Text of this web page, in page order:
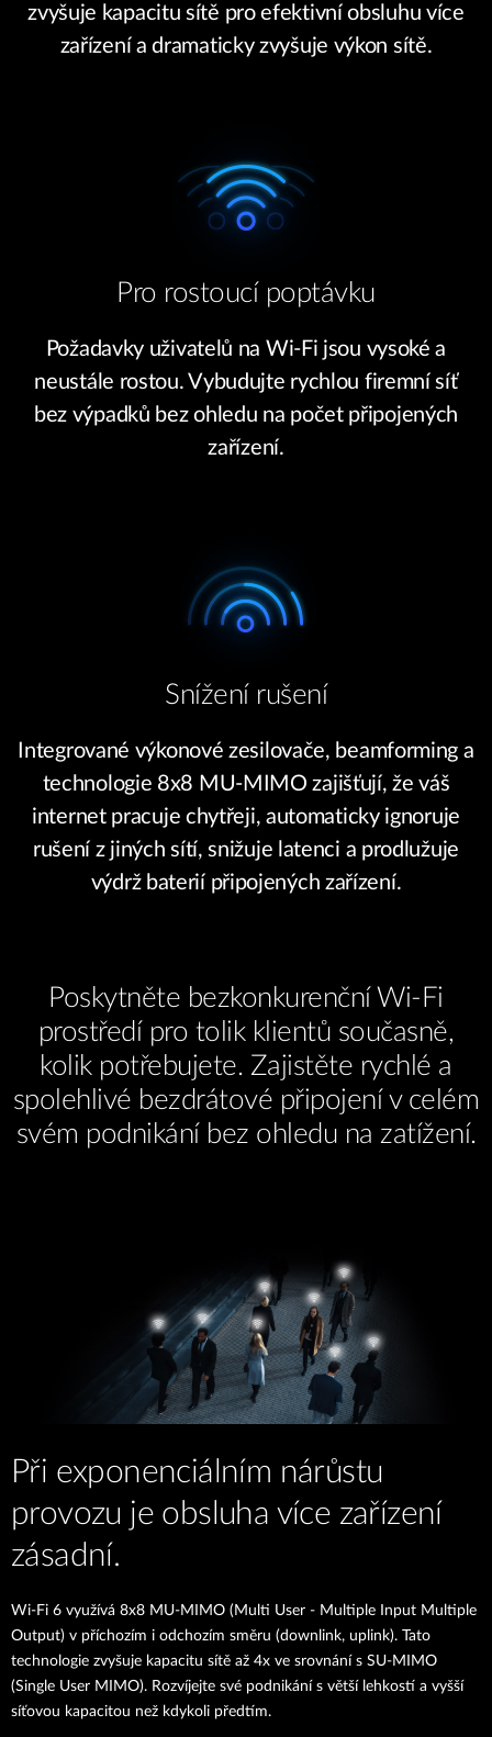
zvyšuje kapacitu sítě pro efektivní obsluhu více
zařízení a dramaticky zvyšuje výkon sítě.
Pro rostoucí poptávku
Požadavky uživatelů na Wi-Fi jsou vysoké a
neustále rostou. Vybudujte rychlou firemní síť
bez výpadků bez ohledu na počet připojených
zařízení.
Snížení rušení
Integrované výkonové zesilovače, beamforming a
technologie 8x8 MU‑MIMO zajišťují, že váš
internet pracuje chytřeji, automaticky ignoruje
rušení z jiných sítí, snižuje latenci a prodlužuje
výdrž baterií připojených zařízení.
Poskytněte bezkonkurenční Wi-Fi
prostředí pro tolik klientů současně,
kolik potřebujete. Zajistěte rychlé a
spolehlivé bezdrátové připojení v celém
svém podnikání bez ohledu na zatížení.
Při exponenciálním nárůstu
provozu je obsluha více zařízení
zásadní.
Wi-Fi 6 využívá 8x8 MU-MIMO (Multi User - Multiple Input Multiple
Output) v příchozím i odchozím směru (downlink, uplink). Tato
technologie zvyšuje kapacitu sítě až 4x ve srovnání s SU-MIMO
(Single User MIMO). Rozvíjejte své podnikání s větší lehkostí a vyšší
síťovou kapacitou než kdykoli předtím.